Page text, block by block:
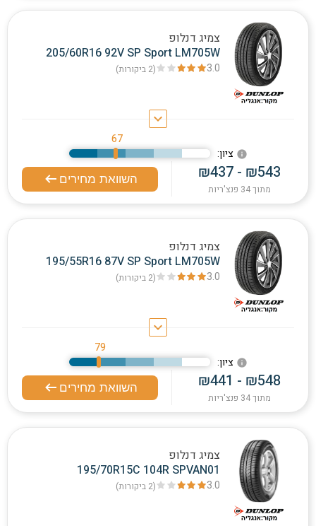
צמיג דנלופ
205/60R16 92V SP Sport LM705W
3.0
(2 ביקורות)
keyboard_arrow_down
:ציון info
67
השוואת מחירים ₪437 - ₪543
מתוך 34 פנצ'ריות
צמיג דנלופ
195/55R16 87V SP Sport LM705W
3.0
(2 ביקורות)
keyboard_arrow_down
:ציון info
79
השוואת מחירים ₪441 - ₪548
מתוך 34 פנצ'ריות
צמיג דנלופ
195/70R15C 104R SPVAN01
3.0
(2 ביקורות)